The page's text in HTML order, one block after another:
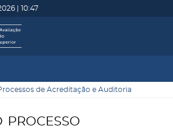
| 10:47
de Acreditação e Auditoria
processo